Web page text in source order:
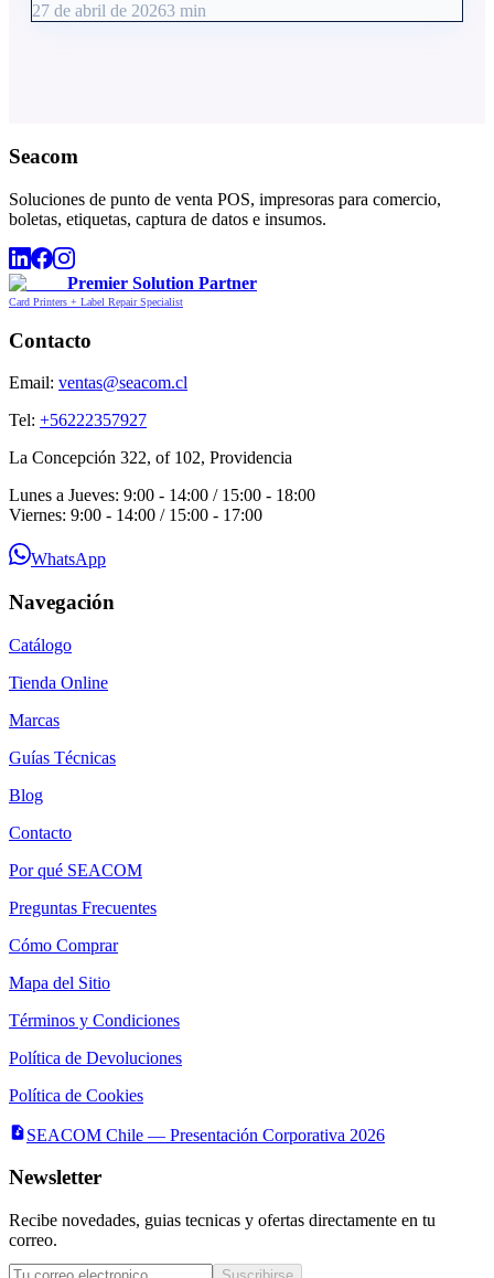
27 de abril de 20263 min
Seacom
Soluciones de punto de venta POS, impresoras para comercio,
boletas, etiquetas, captura de datos e insumos.
Premier Solution Partner
Card Printers + Label Repair Specialist
Contacto
Email: ventas@seacom.cl
Tel: +56222357927
La Concepción 322, of 102, Providencia
Lunes a Jueves: 9:00 - 14:00 / 15:00 - 18:00
Viernes: 9:00 - 14:00 / 15:00 - 17:00
WhatsApp
Navegación
Catálogo
Tienda Online
Marcas
Guías Técnicas
Blog
Contacto
Por qué SEACOM
Preguntas Frecuentes
Cómo Comprar
Mapa del Sitio
Términos y Condiciones
Política de Devoluciones
Política de Cookies
SEACOM Chile — Presentación Corporativa 2026
Newsletter
Recibe novedades, guias tecnicas y ofertas directamente en tu
correo.